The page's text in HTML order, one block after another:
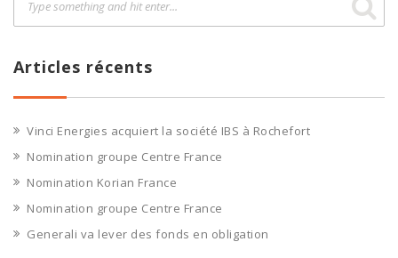
Articles récents
Vinci Energies acquiert la société IBS à Rochefort
Nomination groupe Centre France
Nomination Korian France
Nomination groupe Centre France
Generali va lever des fonds en obligation